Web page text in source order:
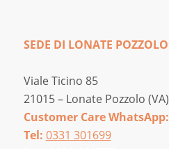
SEDE DI LONATE POZZOLO
Viale Ticino 85
21015 – Lonate Pozzolo (VA)
Customer Care WhatsApp:
Tel: 0331 301699